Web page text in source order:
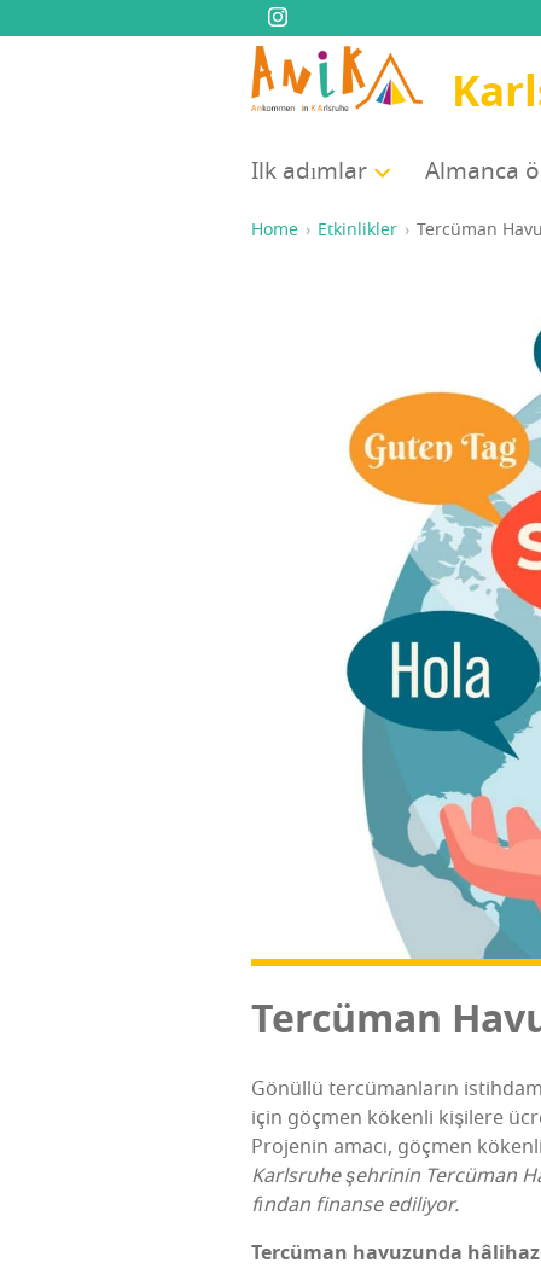
Ilk adım­lar Alman­ca
Home Etkinlikler Ter­cü­man
Ter­cü­man
Gönül­lü ter­cü­man­la­rın
için göç­men köken­li kişi­le­re
Pro­je­nin ama­cı, göç­men
Karls­ru­he şeh­ri­nin Ter­cü­man
fın­dan finan­se ediliyor.
Ter­cü­man havu­zun­da